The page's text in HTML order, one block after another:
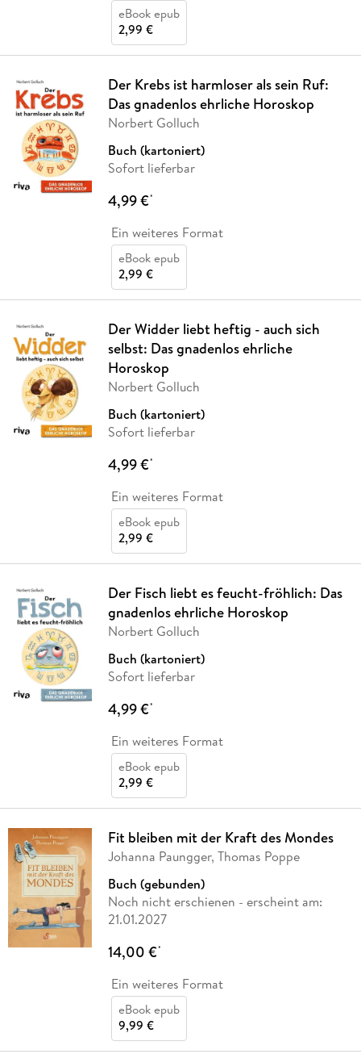
eBook epub
2,99 €
Der Krebs ist harmloser als sein Ruf:
Das gnadenlos ehrliche Horoskop
Norbert Golluch
Buch (kartoniert)
Sofort lieferbar
4,99 €*
Ein weiteres Format
eBook epub
2,99 €
Der Widder liebt heftig - auch sich
selbst: Das gnadenlos ehrliche
Horoskop
Norbert Golluch
Buch (kartoniert)
Sofort lieferbar
4,99 €*
Ein weiteres Format
eBook epub
2,99 €
Der Fisch liebt es feucht-fröhlich: Das
gnadenlos ehrliche Horoskop
Norbert Golluch
Buch (kartoniert)
Sofort lieferbar
4,99 €*
Ein weiteres Format
eBook epub
2,99 €
Fit bleiben mit der Kraft des Mondes
Johanna Paungger, Thomas Poppe
Buch (gebunden)
Noch nicht erschienen - erscheint am:
21.01.2027
14,00 €*
Ein weiteres Format
eBook epub
9,99 €